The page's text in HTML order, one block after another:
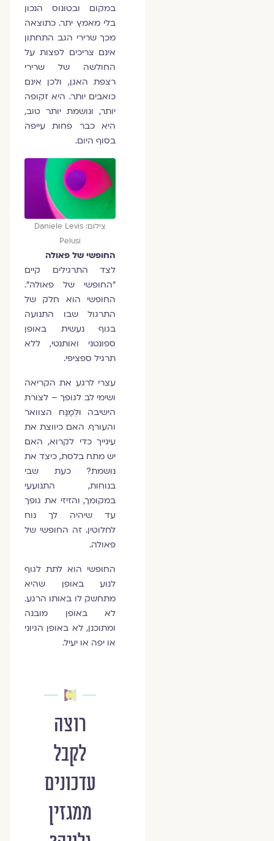
במקום ובטונוס הנכון
בלי מאמץ יתר. כתוצאה
מכך שרירי הגב התחתון
אינם צריכים לפצות על
החולשה של שרירי
רצפת האגן, ולכן אינם
כואבים יותר. היא זקופה
יותר, ונושמת יותר טוב,
היא כבר פחות עייפה
בסוף היום.
צילום: Daniele Levis
Pelusi
החופשי של פאולה
לצד התרגילים קיים
"החופשי של פאולה".
החופשי הוא חלק של
התרגול שבו התנועה
בגוף נעשית באופן
ספונטני ואותנטי, ללא
תרגיל ספציפי.
עצרי לרגע את הקריאה
ושימי לב לגופך – לצורת
הישיבה וּלְמַנַּח הצוואר
והעורף. האם כיווצת את
עינייך כדי לקרוא, האם
יש מתח בלסת, כיצד את
נושמת? כעת שבי
בנוחות, התנועעי
במקומך, והזיזי את גופך
עד שיהיה לך נוח
לחלוטין. זה החופשי של
פאולה.
החופשי הוא לתת לגוף
לנוע באופן שהיא
מתחשק לו באותו הרגע.
לא באופן מובנה
ומתוכנן, לא באופן הגיוני
או יפה או יעיל.
רוצה
לקבל
עדכונים
ממגזין